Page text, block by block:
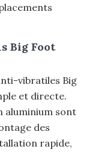
Big Foot
vibratiles Big
et directe.
aluminium sont
des
rapide,